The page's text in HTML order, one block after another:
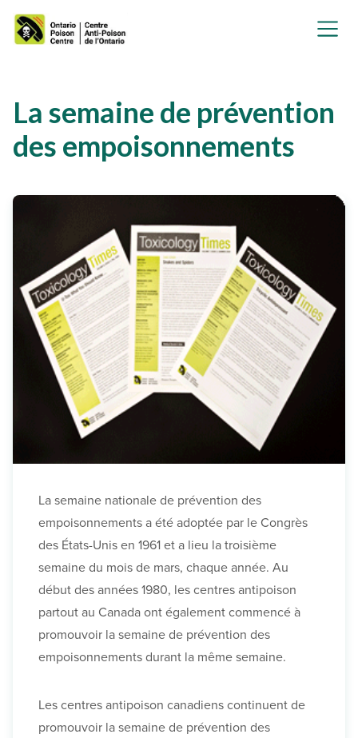
La semaine de prévention
des empoisonnements
La semaine nationale de prévention des
empoisonnements a été adoptée par le Congrès
des États-Unis en 1961 et a lieu la troisième
semaine du mois de mars, chaque année. Au
début des années 1980, les centres antipoison
partout au Canada ont également commencé à
promouvoir la semaine de prévention des
empoisonnements durant la même semaine.
Les centres antipoison canadiens continuent de
promouvoir la semaine de prévention des